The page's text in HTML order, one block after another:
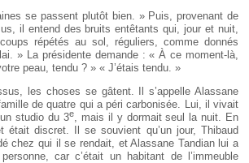
se passent plutôt bien. » Puis, provenant de
il entend des bruits entêtants qui, jour et nuit,
répétés au sol, réguliers, comme donnés
» La présidente demande : « À ce moment-là,
peau, tendu ? » « J’étais tendu. »
les choses se gâtent. Il s’appelle Alassane
de quatre qui a péri carbonisée. Lui, il vivait
studio du 3e, mais il y dormait seul la nuit. En
était discret. Il se souvient qu’un jour, Thibaud
chez qui il se rendait, et Alassane Tandian lui a
car c’était un habitant de l’immeuble